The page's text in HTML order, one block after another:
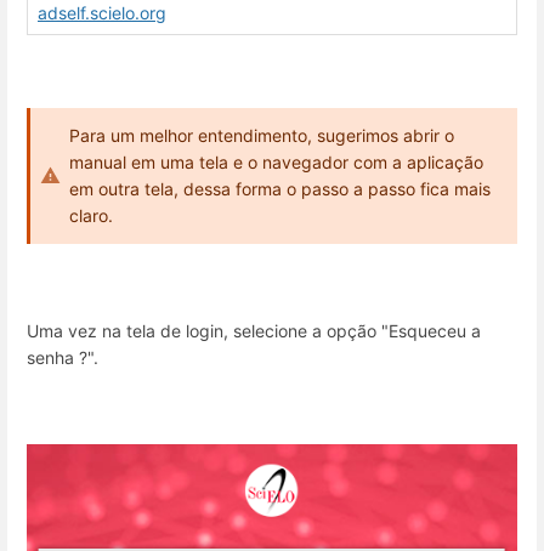
adself.scielo.org
Para um melhor entendimento, sugerimos abrir o
manual em uma tela e o navegador com a aplicação
em outra tela, dessa forma o passo a passo fica mais
claro.
Uma vez na tela de login, selecione a opção "Esqueceu a
senha ?".